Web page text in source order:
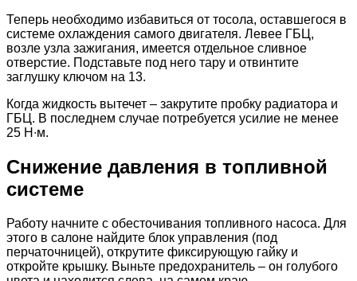
Теперь необходимо избавиться от тосола, оставшегося в
системе охлаждения самого двигателя. Левее ГБЦ,
возле узла зажигания, имеется отдельное сливное
отверстие. Подставьте под него тару и отвинтите
заглушку ключом на 13.
Когда жидкость вытечет – закрутите пробку радиатора и
ГБЦ. В последнем случае потребуется усилие не менее
25 Н∙м.
Снижение давления в топливной
системе
Работу начните с обесточивания топливного насоса. Для
этого в салоне найдите блок управления (под
перчаточницей), открутите фиксирующую гайку и
откройте крышку. Выньте предохранитель – он голубого